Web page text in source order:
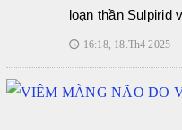
loạn thần Sulpirid
🕔 16:18, 18.Th4 2025